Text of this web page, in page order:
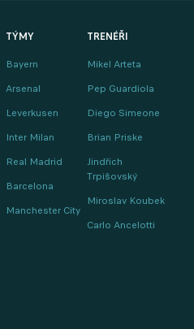
TÝMY
Bayern
Arsenal
Leverkusen
Inter Milan
Real Madrid
Barcelona
Manchester City
TRENÉŘI
Mikel Arteta
Pep Guardiola
Diego Simeone
Brian Priske
Jindřich
Trpišovský
Miroslav Koubek
Carlo Ancelotti